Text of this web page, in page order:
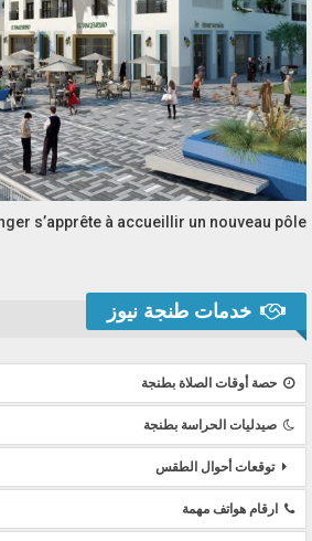
s’apprête à accueillir un nouveau pôle…
خدمات طنجة نيوز
حصة أوقات الصلاة بطنجة
صيدليات الحراسة بطنجة
توقعات أحوال الطقس
ارقام هواتف مهمة